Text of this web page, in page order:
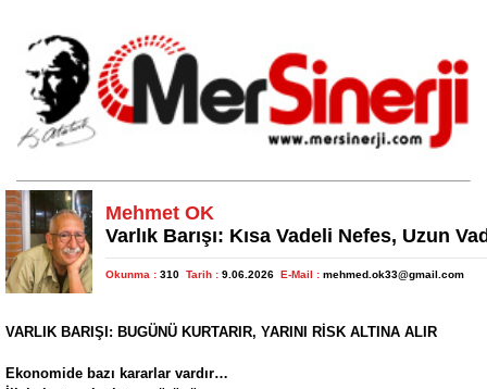
Mehmet OK
Varlık Barışı: Kısa Vadeli Nefes, Uzun
Okunma : 310 Tarih : 9.06.2026 E-Mail : mehmed.ok33@gmail.com
VARLIK BARIŞI: BUGÜNÜ KURTARIR, YARINI RİSK ALTINA ALIR
Ekonomide bazı kararlar vardır…